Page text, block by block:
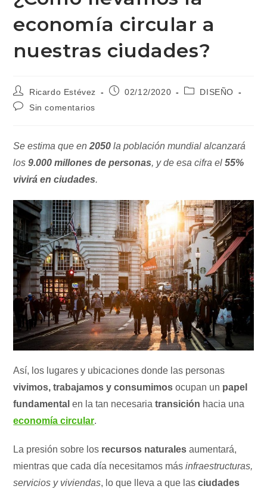
economía circular a
nuestras ciudades?
Autor
de
la
Ricardo Estévez
Publicación
02/12/2020
Categoría
DISEÑO
Comentarios
Sin comentarios
Se estima que en2050 la población mundial alcanzará
los9.000 millones de personas, y de esa cifra el55%
vivirá en ciudades.
Así, los lugares y ubicaciones donde las personas
vivimos, trabajamos y consumimos ocupan un papel
fundamental en la tan necesariatransición hacia una
economía circular.
La presión sobre los recursos naturales aumentará,
mientras que cada día necesitamos másinfraestructuras,
servicios y viviendas, lo que lleva a que lasciudades